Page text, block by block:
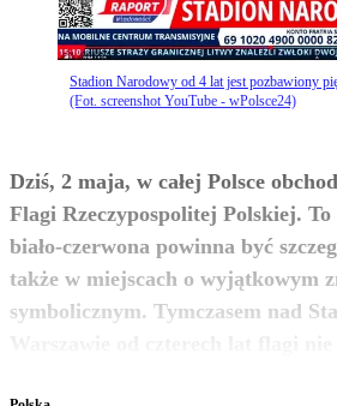
Stadion Narodowy od 4 lat jest pozbawiony
(Fot. screenshot YouTube - wPolsce24)
Dziś, 2 maja, w całej Polsce
Flagi Rzeczypospolitej Polskiej.
biało-czerwona powinna być
także w miejscach o wyjątkowym
symbolicznym. Tymczasem nad
zobacz